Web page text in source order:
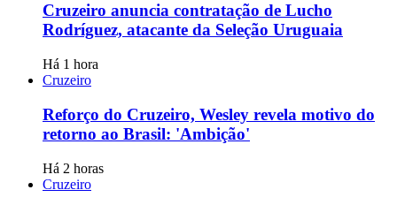
Cruzeiro anuncia contratação de Lucho
Rodríguez, atacante da Seleção Uruguaia
Há 1 hora
Cruzeiro
Reforço do Cruzeiro, Wesley revela motivo do
retorno ao Brasil: 'Ambição'
Há 2 horas
Cruzeiro